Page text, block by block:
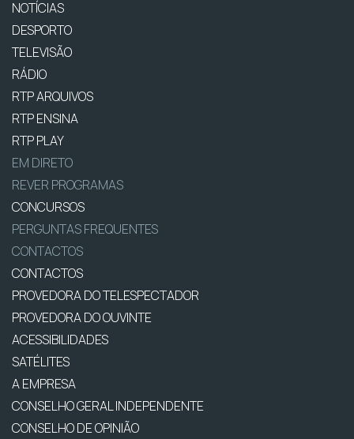
NOTÍCIAS
DESPORTO
TELEVISÃO
RÁDIO
RTP ARQUIVOS
RTP ENSINA
RTP PLAY
EM DIRETO
REVER PROGRAMAS
CONCURSOS
PERGUNTAS FREQUENTES
CONTACTOS
CONTACTOS
PROVEDORA DO TELESPECTADOR
PROVEDORA DO OUVINTE
ACESSIBILIDADES
SATÉLITES
A EMPRESA
CONSELHO GERAL INDEPENDENTE
CONSELHO DE OPINIÃO